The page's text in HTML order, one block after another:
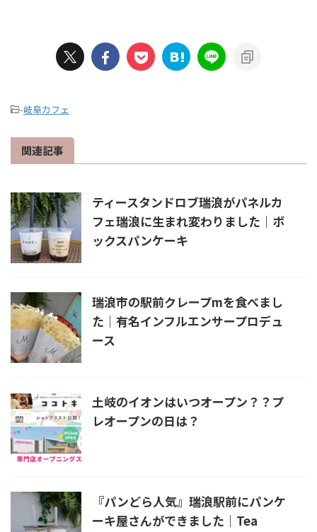
-岐阜カフェ
関連記事
ティースタンドロブ瑞浪がパネルカ
フェ瑞浪に生まれ変わりました｜ボ
ックスパンケーキ
瑞浪市の駅前クレープmを食べまし
た｜有名インフルエンサープロデュ
ース
土岐のイオンはいつオープン？？プ
レオープンの日は？
『パンどら人気』瑞浪駅前にパンケ
ーキ屋さんができました｜Tea